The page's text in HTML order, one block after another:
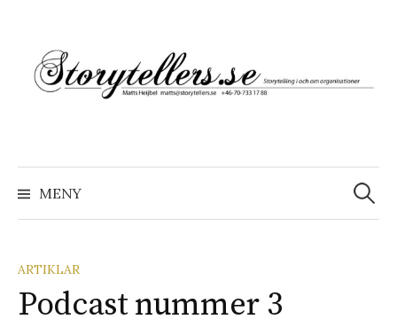
innehåll
MENY
Sök
efter:
ARTIKLAR
Podcast nummer 3